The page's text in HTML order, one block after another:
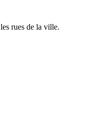
rues de la ville.